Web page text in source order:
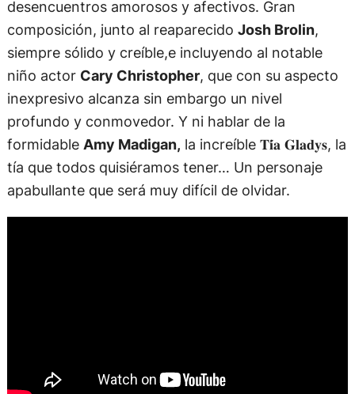
desencuentros amorosos y afectivos. Gran
composición, junto al reaparecido Josh Brolin,
siempre sólido y creíble,e incluyendo al notable
niño actor Cary Christopher, que con su aspecto
inexpresivo alcanza sin embargo un nivel
profundo y conmovedor. Y ni hablar de la
formidable Amy Madigan, la increíble 𝐓𝐢́𝐚 𝐆𝐥𝐚𝐝𝐲𝐬, la
tía que todos quisiéramos tener… Un personaje
apabullante que será muy difícil de olvidar.